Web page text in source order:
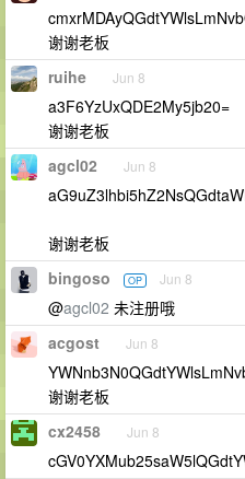
谢谢老板
ruihe Jun 8
a3F6YzUxQDE2My5jb20=
谢谢老板
agcl02 Jun 8
谢谢老板
bingoso OP Jun 8
@agcl02 未注册哦
acgost Jun 8
谢谢老板
cx2458 Jun 8